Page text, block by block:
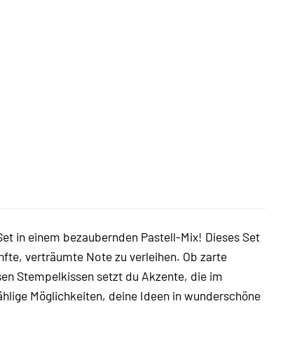
in einem bezaubernden Pastell-Mix! Dieses Set
verträumte Note zu verleihen. Ob zarte
Stempelkissen setzt du Akzente, die im
Möglichkeiten, deine Ideen in wunderschöne